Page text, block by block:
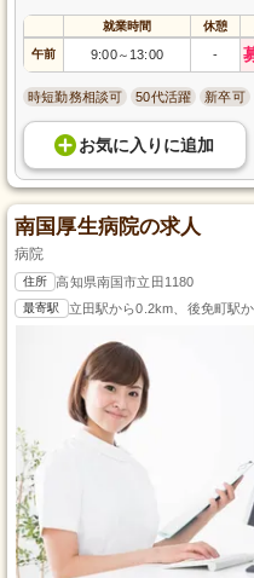
就業時間 休憩
午前 9:00～ 13:00 -
時短勤務相談可 50代活躍 新卒可
お気に入り に追加
南国厚生病院の求人
病院
住所 高知県南国市立田1180
最寄駅 立田駅から0.2km、後免町駅